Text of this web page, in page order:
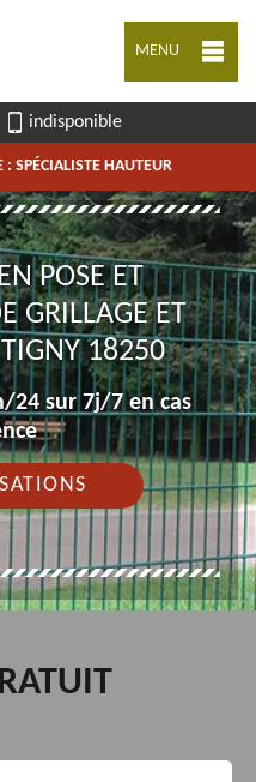
MENU
indisponible
: SPÉCIALISTE HAUTEUR
POSE ET
GRILLAGE ET
18250
24 sur 7j/7 en cas